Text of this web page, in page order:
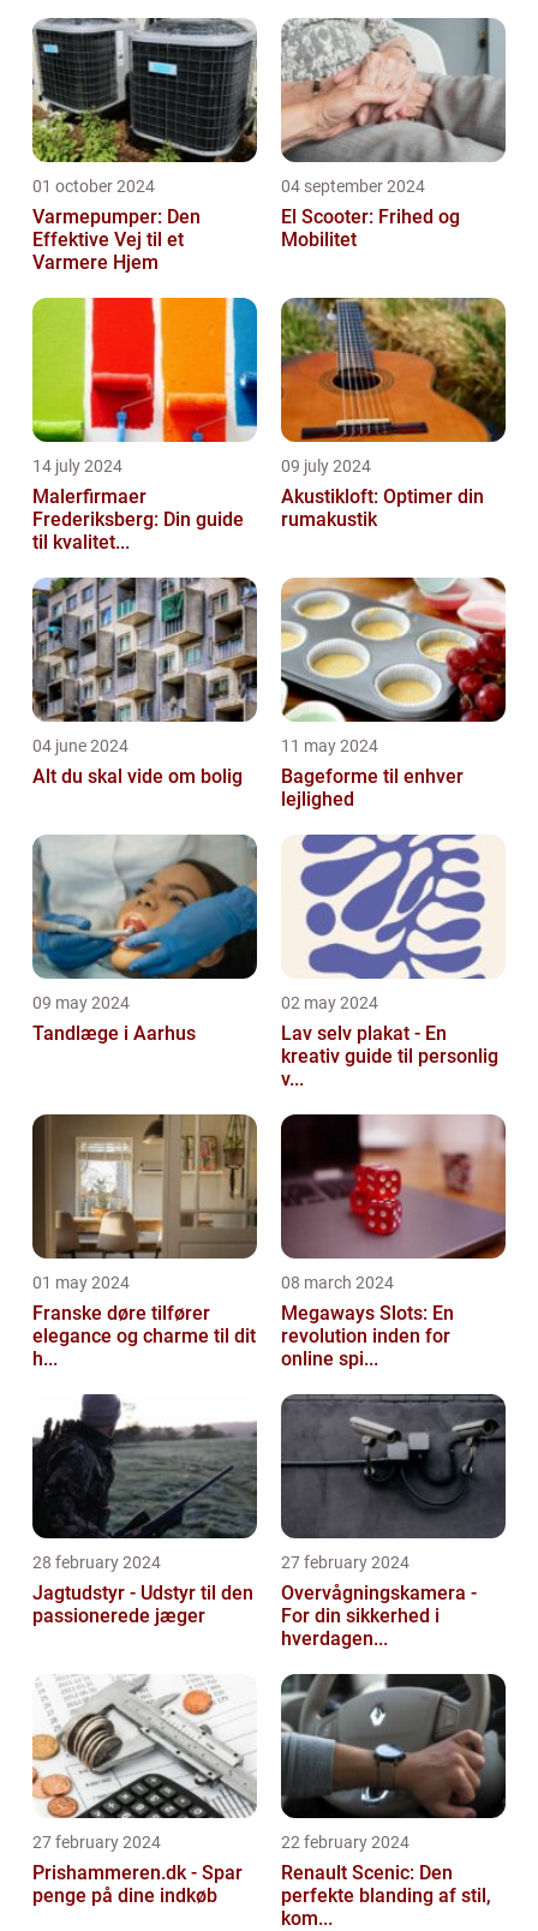
01 october 2024
Varmepumper: Den
Effektive Vej til et
Varmere Hjem
04 september 2024
El Scooter: Frihed og
Mobilitet
14 july 2024
Malerfirmaer
Frederiksberg: Din guide
til kvalitet...
09 july 2024
Akustikloft: Optimer din
rumakustik
04 june 2024
Alt du skal vide om bolig
11 may 2024
Bageforme til enhver
lejlighed
09 may 2024
Tandlæge i Aarhus
02 may 2024
Lav selv plakat - En
kreativ guide til personlig
v...
01 may 2024
Franske døre tilfører
elegance og charme til dit
h...
08 march 2024
Megaways Slots: En
revolution inden for
online spi...
28 february 2024
Jagtudstyr - Udstyr til den
passionerede jæger
27 february 2024
Overvågningskamera -
For din sikkerhed i
hverdagen...
27 february 2024
Prishammeren.dk - Spar
penge på dine indkøb
22 february 2024
Renault Scenic: Den
perfekte blanding af stil,
kom...